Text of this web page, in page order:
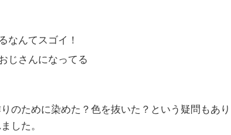
なんてスゴイ！
じさんになってる
のために染めた？色を抜いた？という疑問もあり
した。